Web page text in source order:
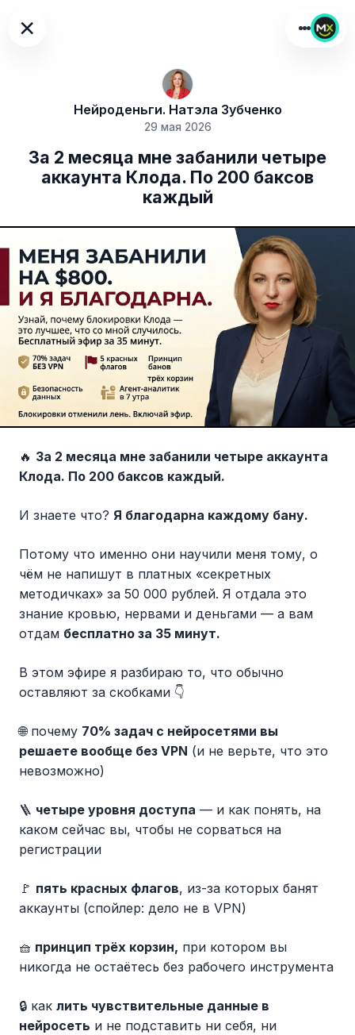
×
Нейроденьги. Натэла Зубченко
29 мая 2026
За 2 месяца мне забанили четыре
аккаунта Клода. По 200 баксов
каждый
🔥 За 2 месяца мне забанили четыре аккаунта
Клода. По 200 баксов каждый.
И знаете что? Я благодарна каждому бану.
Потому что именно они научили меня тому, о
чём не напишут в платных «секретных
методичках» за 50 000 рублей. Я отдала это
знание кровью, нервами и деньгами — а вам
отдам бесплатно за 35 минут.
В этом эфире я разбираю то, что обычно
оставляют за скобками 👇
🌐 почему 70% задач с нейросетями вы
решаете вообще без VPN (и не верьте, что это
невозможно)
🪜 четыре уровня доступа — и как понять, на
каком сейчас вы, чтобы не сорваться на
регистрации
🚩 пять красных флагов, из-за которых банят
аккаунты (спойлер: дело не в VPN)
🧺 принцип трёх корзин, при котором вы
никогда не остаётесь без рабочего инструмента
🔒 как лить чувствительные данные в
нейросеть и не подставить ни себя, ни